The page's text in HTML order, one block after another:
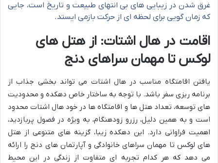
غرق شدن در زیبایی های بی انتهای طبیعت و تاریخ است، جایی
که زمان گویی برای لحظه ای از حرکت بازمی ایستد.
اقامت در هال اشتات: از هتل های
لوکس تا مهمان سراهای دنج
یافتن اقامتگاه مناسب در هال اشتات می تواند بخشی جذاب از
برنامه ریزی سفر باشد. با توجه به ساختار خاص دهکده و محدودیت
های توسعه، تعداد هتل ها و اقامتگاه ها در خود هال اشتات محدود
است و به همین دلیل، رزرو زودهنگام، به ویژه در فصول پربازدید،
اهمیت فراوانی دارد. این دهکده زیبا، گزینه های متنوعی از هتل
های لوکس تا مهمان سراهای خانوادگی و آپارتمان های دنج را ارائه
می دهد که هر کدام تجربه ای متفاوت از زندگی در این محیط